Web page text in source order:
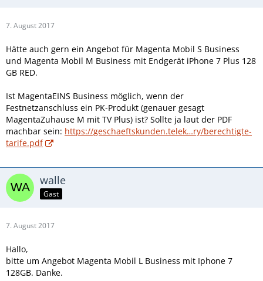
7. August 2017
Hätte auch gern ein Angebot für Magenta Mobil S Business
und Magenta Mobil M Business mit Endgerät iPhone 7 Plus 128
GB RED.
Ist MagentaEINS Business möglich, wenn der
Festnetzanschluss ein PK-Produkt (genauer gesagt
MagentaZuhause M mit TV Plus) ist? Sollte ja laut der PDF
machbar sein: https://geschaeftskunden.telek…ry/berechtigte-
tarife.pdf
walle
Gast
7. August 2017
Hallo,
bitte um Angebot Magenta Mobil L Business mit Iphone 7
128GB. Danke.